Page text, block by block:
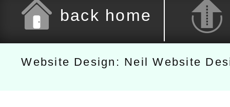
back home
Website Design: Neil Website